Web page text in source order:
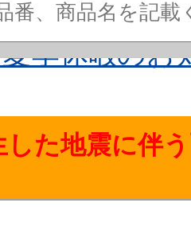
季休暇のお
した地震に伴